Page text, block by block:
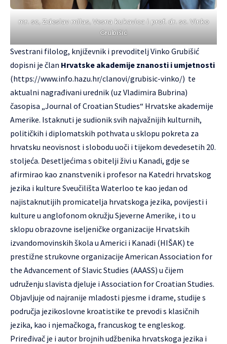
mr. sc, Zdeslav milas, Vesna kukavica i prof. dr. sc. Vinko
Grubišić
Svestrani filolog, književnik i prevoditelj Vinko Grubišić
dopisni je član Hrvatske akademije znanosti i umjetnosti
(https://www.info.hazu.hr/clanovi/grubisic-vinko/) te
aktualni nagrađivani urednik (uz Vladimira Bubrina)
časopisa „Journal of Croatian Studies“ Hrvatske akademije
Amerike. Istaknuti je sudionik svih najvažnijih kulturnih,
političkih i diplomatskih pothvata u sklopu pokreta za
hrvatsku neovisnost i slobodu uoči i tijekom devedesetih 20.
stoljeća. Desetljećima s obitelji živi u Kanadi, gdje se
afirmirao kao znanstvenik i profesor na Katedri hrvatskog
jezika i kulture Sveučilišta Waterloo te kao jedan od
najistaknutijih promicatelja hrvatskoga jezika, povijesti i
kulture u anglofonom okružju Sjeverne Amerike, i to u
sklopu obrazovne iseljeničke organizacije Hrvatskih
izvandomovinskih škola u Americi i Kanadi (HIŠAK) te
prestižne strukovne organizacije American Association for
the Advancement of Slavic Studies (AAASS) u čijem
udruženju slavista djeluje i Association for Croatian Studies.
Objavljuje od najranije mladosti pjesme i drame, studije s
područja jezikoslovne kroatistike te prevodi s klasičnih
jezika, kao i njemačkoga, francuskog te engleskog.
Priređivač je i autor brojnih udžbenika hrvatskoga jezika i